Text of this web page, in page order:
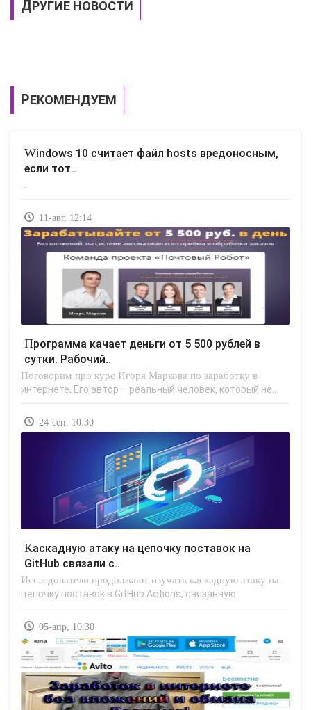
ДРУГИЕ НОВОСТИ
РЕКОМЕНДУЕМ
Windows 10 считает файл hosts вредоносным,
если тот..
..
11-авг, 12:14
Программа качает деньги от 5 500 рублей в
сутки. Рабочий..
Поговорим про курс Игоря Маркова по заработку в
интернете. Его автор – реальный человек, который не..
24-сен, 10:30
Каскадную атаку на цепочку поставок на
GitHub связали с..
Исследователи продолжают изучать каскадную атаку на
цепочку поставок в GitHub Actions, связанную..
05-апр, 10:30